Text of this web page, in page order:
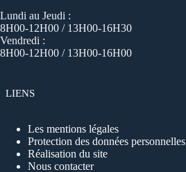
Lundi au Jeudi :
8H00-12H00 / 13H00-16H30
Vendredi :
8H00-12H00 / 13H00-16H00
LIENS
Les mentions légales
Protection des données personnelles
Réalisation du site
Nous contacter